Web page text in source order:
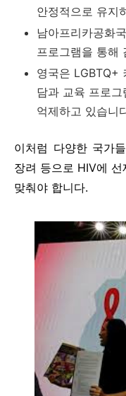
안정적으로 유지
남아프리카공화
프로그램을 통해
영국은 LGBTQ+
담과 교육 프로
억제하고 있습니
이처럼 다양한 국가
장려 등으로 HIV에
맞춰야 합니다.